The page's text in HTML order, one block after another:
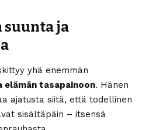
suunta ja
yhä enemmän
elämän tasapainoon. Hänen
ajatusta siitä, että todellinen
sisältäpäin – itsensä